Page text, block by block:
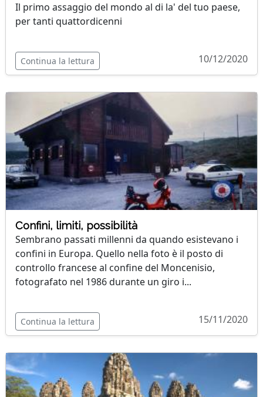
Il primo assaggio del mondo al di la' del tuo paese,
per tanti quattordicenni
Continua la lettura 10/12/2020
Confini, limiti, possibilità
Sembrano passati millenni da quando esistevano i
confini in Europa. Quello nella foto è il posto di
controllo francese al confine del Moncenisio,
fotografato nel 1986 durante un giro i...
Continua la lettura 15/11/2020